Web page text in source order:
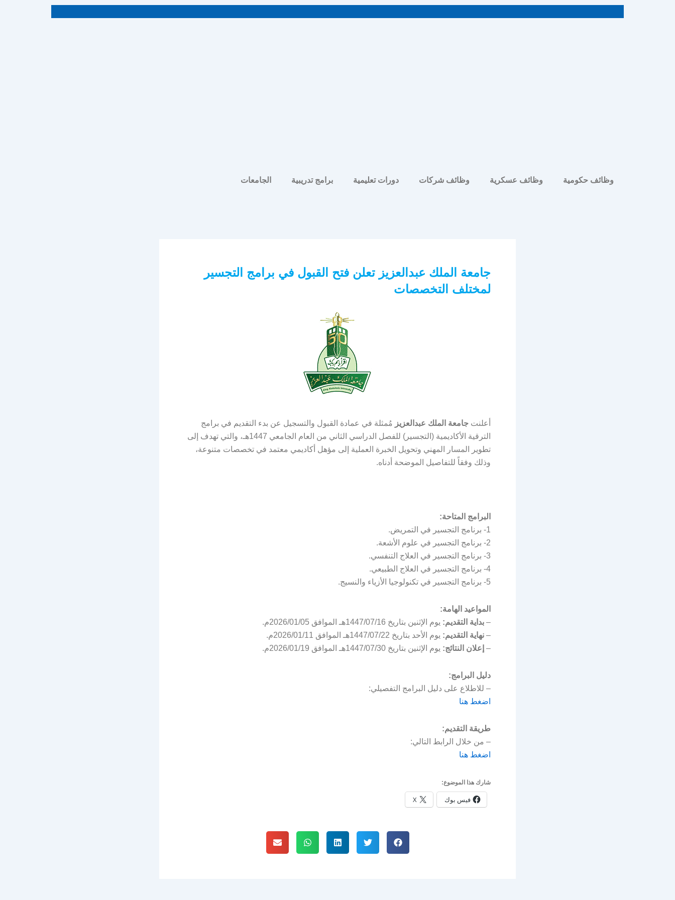
وظائف حكومية وظائف عسكرية وظائف شركات دورات تعليمية برامج تدريبية الجامعات
جامعة الملك عبدالعزيز تعلن فتح القبول في برامج التجسير
لمختلف التخصصات
أعلنت جامعة الملك عبدالعزيز مُمثلة في عمادة القبول والتسجيل عن بدء التقديم في برامج
الترقية الأكاديمية (التجسير) للفصل الدراسي الثاني من العام الجامعي 1447هـ، والتي تهدف إلى
تطوير المسار المهني وتحويل الخبرة العملية إلى مؤهل أكاديمي معتمد في تخصصات متنوعة،
وذلك وفقاً للتفاصيل الموضحة أدناه.
البرامج المتاحة:
1- برنامج التجسير في التمريض.
2- برنامج التجسير في علوم الأشعة.
3- برنامج التجسير في العلاج التنفسي.
4- برنامج التجسير في العلاج الطبيعي.
5- برنامج التجسير في تكنولوجيا الأزياء والنسيج.
المواعيد الهامة:
– بداية التقديم: يوم الإثنين بتاريخ 1447/07/16هـ الموافق 2026/01/05م.
– نهاية التقديم: يوم الأحد بتاريخ 1447/07/22هـ الموافق 2026/01/11م.
– إعلان النتائج: يوم الإثنين بتاريخ 1447/07/30هـ الموافق 2026/01/19م.
دليل البرامج:
– للاطلاع على دليل البرامج التفصيلي:
اضغط هنا
طريقة التقديم:
– من خلال الرابط التالي:
اضغط هنا
شارك هذا الموضوع:
فيس بوك X